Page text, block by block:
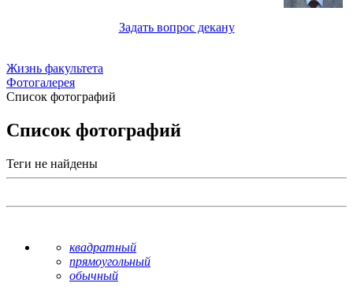
Задать вопрос декану
Жизнь факультета
Фотогалерея
Список фотографий
Список фотографий
Теги не найдены
квадратный
прямоугольный
обычный